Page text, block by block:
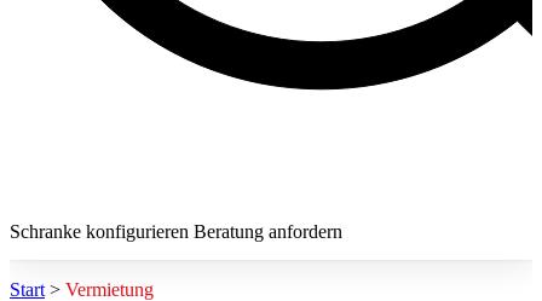
Schranke konfigurieren Beratung anfordern
Start > Vermietung